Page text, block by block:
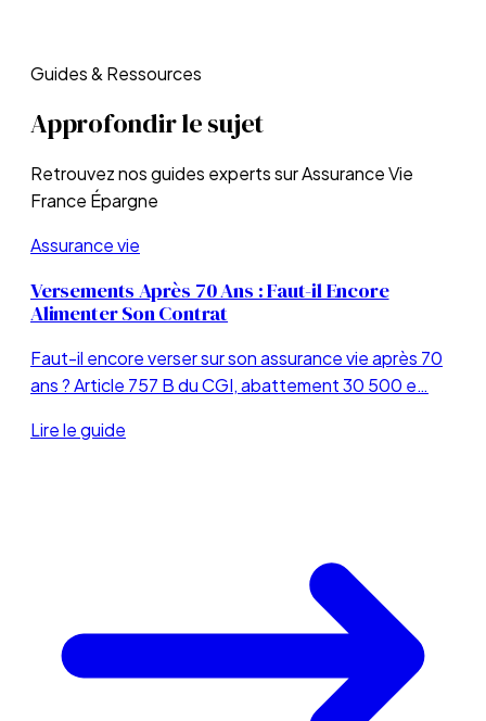
Guides & Ressources
Approfondir le sujet
Retrouvez nos guides experts surAssurance Vie
France Épargne
Assurance vie
Versements Après 70 Ans : Faut-il Encore
Alimenter Son Contrat
Faut-il encore verser sur son assurance vie après 70
ans ? Article 757 B du CGI, abattement 30 500 e…
Lire le guide